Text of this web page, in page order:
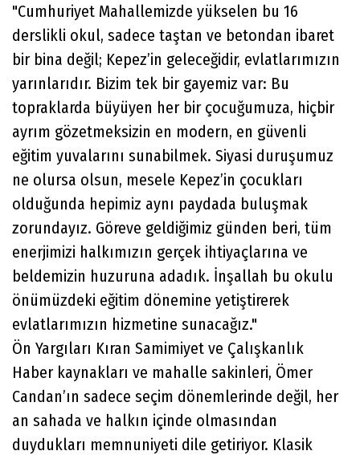
​"Cumhuriyet Mahallemizde yükselen bu 16
derslikli okul, sadece taştan ve betondan ibaret
bir bina değil; Kepez’in geleceğidir, evlatlarımızın
yarınlarıdır. Bizim tek bir gayemiz var: Bu
topraklarda büyüyen her bir çocuğumuza, hiçbir
ayrım gözetmeksizin en modern, en güvenli
eğitim yuvalarını sunabilmek. Siyasi duruşumuz
ne olursa olsun, mesele Kepez’in çocukları
olduğunda hepimiz aynı paydada buluşmak
zorundayız. Göreve geldiğimiz günden beri, tüm
enerjimizi halkımızın gerçek ihtiyaçlarına ve
beldemizin huzuruna adadık. İnşallah bu okulu
önümüzdeki eğitim dönemine yetiştirerek
evlatlarımızın hizmetine sunacağız."
​Ön Yargıları Kıran Samimiyet ve Çalışkanlık
​Haber kaynakları ve mahalle sakinleri, Ömer
Candan’ın sadece seçim dönemlerinde değil, her
an sahada ve halkın içinde olmasından
duydukları memnuniyeti dile getiriyor. Klasik